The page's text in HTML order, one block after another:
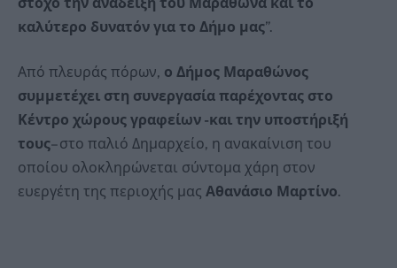
καλύτερο δυνατόν για το Δήμο μας”.
Από πλευράς πόρων, ο Δήμος Μαραθώνος
συμμετέχει στη συνεργασία παρέχοντας στο
Κέντρο χώρους γραφείων -και την υποστήριξή
τους– στο παλιό Δημαρχείο, η ανακαίνιση του
οποίου ολοκληρώνεται σύντομα χάρη στον
ευεργέτη της περιοχής μας Αθανάσιο Μαρτίνο.